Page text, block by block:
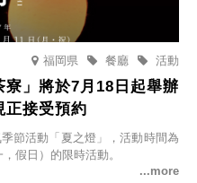
福岡県 活動
餐廳
」將於7月18日起舉辦
正接受預約
節活動「夏之燈」，活動時間為
假日）的限時活動。